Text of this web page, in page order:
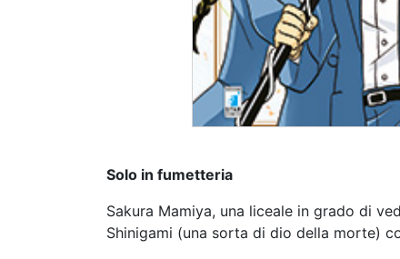
Solo in fumetteria
Sakura Mamiya, una liceale in grado di
Shinigami (una sorta di dio della morte)